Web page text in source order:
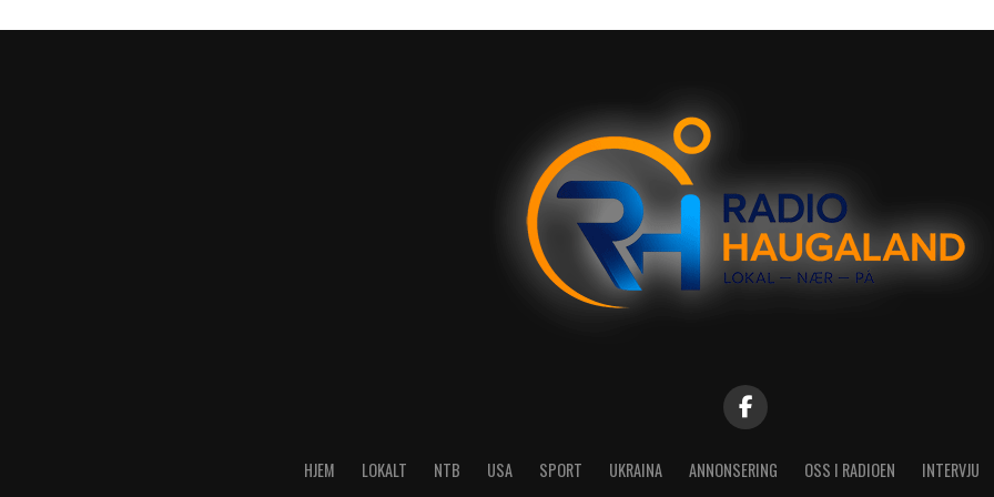
HJEM LOKALT NTB USA SPORT UKRAINA ANNONSERING OSS I RADIOEN INTERVJU